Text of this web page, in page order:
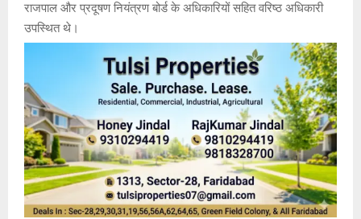
राजपाल और प्रदूषण नियंत्रण बोर्ड के अधिकारियों सहित वरिष्ठ अधिकारी
उपस्थित थे।